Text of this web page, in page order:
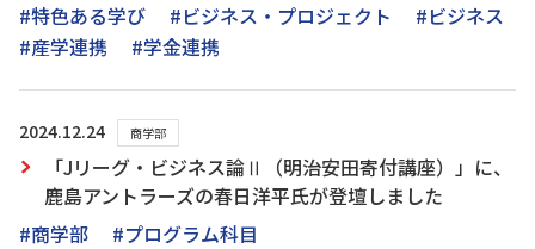
#特色ある学び
#ビジネス・プロジェクト
#ビジネス
#産学連携
#学金連携
2024.12.24 商学部
「Jリーグ・ビジネス論Ⅱ（明治安田寄付講座）」に、
鹿島アントラーズの春日洋平氏が登壇しました
#商学部
#プログラム科目